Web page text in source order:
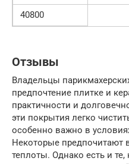
40800
Отзывы
Владельцы
предпочтение плитке и
практичности и
эти покрытия легко
особенно важно в
Некоторые предпочитают
теплоты. Однако есть и те,